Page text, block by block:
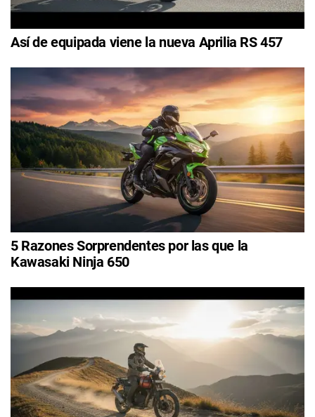
Así de equipada viene la nueva Aprilia RS 457
5 Razones Sorprendentes por las que la
Kawasaki Ninja 650